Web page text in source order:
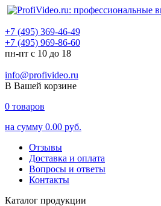
+7 (495) 369-46-49
+7 (495) 969-86-60
пн-пт с 10 до 18
info@profivideo.ru
В Вашей корзине
0 товаров
на сумму 0.00 руб.
Отзывы
Доставка и оплата
Вопросы и ответы
Контакты
Каталог продукции